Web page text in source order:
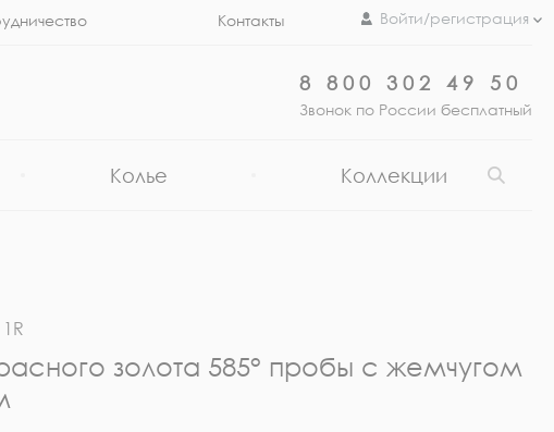
Контакты Войти/регистрация
8 800 302 49 50
Звонок по России бесплатный
Колье Коллекции
золота 585° пробы с жемчугом